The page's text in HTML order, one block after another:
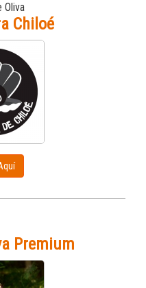
Oliva
Chiloé
Premium